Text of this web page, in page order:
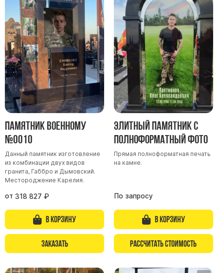
Скульптуры "Ангел" литиевые
Барельефы
Кресты
Голуби
Распятие
Скорбящие
Цветы
Памятник военному
№0010
Данный памятник изготовление
из комбинации двух видов
гранита, Габбро и Дымовский.
Местороджение Карелия.
от 318 827 ₽
В корзину
Заказать
Элитный памятник с
полноформатный фото
Прямая полноформатная печать
на камне.
По запросу
В корзину
Рассчитать стоимость